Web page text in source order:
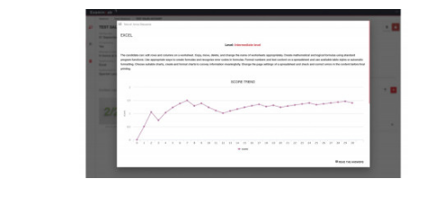
ExaminLab?